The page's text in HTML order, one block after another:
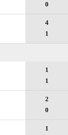
0
4
1
1
1
2
0
1